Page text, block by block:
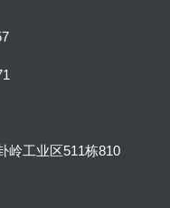
岭工业区511栋810